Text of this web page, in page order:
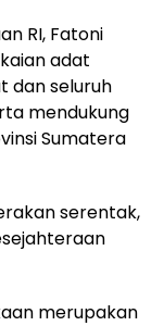
RI, Fatoni
adat
dan seluruh
mendukung
Sumatera
serentak,
merupakan